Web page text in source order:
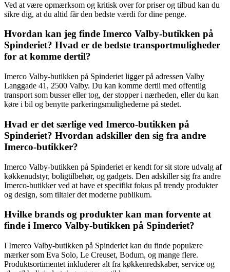
Ved at være opmærksom og kritisk over for priser og tilbud kan du
sikre dig, at du altid får den bedste værdi for dine penge.
Hvordan kan jeg finde Imerco Valby-butikken på
Spinderiet? Hvad er de bedste transportmuligheder
for at komme dertil?
Imerco Valby-butikken på Spinderiet ligger på adressen Valby
Langgade 41, 2500 Valby. Du kan komme dertil med offentlig
transport som busser eller tog, der stopper i nærheden, eller du kan
køre i bil og benytte parkeringsmulighederne på stedet.
Hvad er det særlige ved Imerco-butikken på
Spinderiet? Hvordan adskiller den sig fra andre
Imerco-butikker?
Imerco Valby-butikken på Spinderiet er kendt for sit store udvalg af
køkkenudstyr, boligtilbehør, og gadgets. Den adskiller sig fra andre
Imerco-butikker ved at have et specifikt fokus på trendy produkter
og design, som tiltaler det moderne publikum.
Hvilke brands og produkter kan man forvente at
finde i Imerco Valby-butikken på Spinderiet?
I Imerco Valby-butikken på Spinderiet kan du finde populære
mærker som Eva Solo, Le Creuset, Bodum, og mange flere.
Produktsortimentet inkluderer alt fra køkkenredskaber, service og